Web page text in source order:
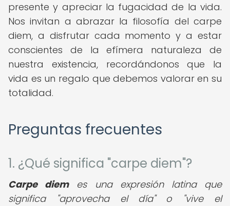
presente y apreciar la fugacidad de la vida.
Nos invitan a abrazar la filosofía del carpe
diem, a disfrutar cada momento y a estar
conscientes de la efímera naturaleza de
nuestra existencia, recordándonos que la
vida es un regalo que debemos valorar en su
totalidad.
Preguntas frecuentes
1. ¿Qué significa "carpe diem"?
Carpe diemes una expresión latina que
significa "aprovecha el día" o "vive el